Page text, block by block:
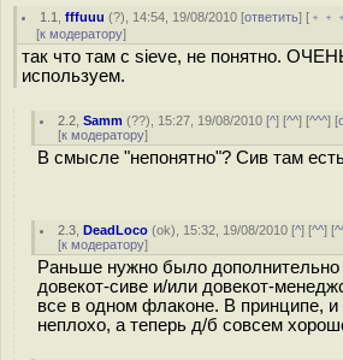
1.1 ,fffuuu (?), 14:54, 19/08/2010 [ответить] [
[к модератору]
так что там с sieve, не понятно.
используем.
2.2 ,Samm (??), 15:27, 19/08/2010 [^] [^^] [^^^] [
[к модератору]
В смысле "непонятно"? Сив там
2.3 ,DeadLoco (ok), 15:32, 19/08/2010 [^] [^^] [
[к модератору]
Раньше нужно было дополнительно
довекот-сиве и/или довекот-
все в одном флаконе. В принципе,
неплохо, а теперь д/б совсем